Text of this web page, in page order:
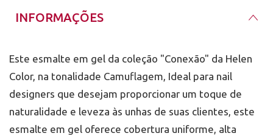
INFORMAÇÕES
Este esmalte em gel da coleção "Conexão" da Helen
Color, na tonalidade Camuflagem, Ideal para nail
designers que desejam proporcionar um toque de
naturalidade e leveza às unhas de suas clientes, este
esmalte em gel oferece cobertura uniforme, alta